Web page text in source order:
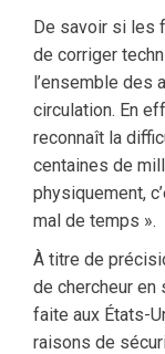
De savoir si les
de corriger
l’ensemble des
circulation. En
reconnaît la
centaines de
physiquement,
mal de temps ».
À titre de
de chercheur en
faite aux États-
raisons de